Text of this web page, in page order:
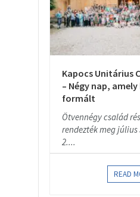
Kapocs Unitárius
– Négy nap,
formált
Ötvennégy család
rendezték meg július
2....
READ